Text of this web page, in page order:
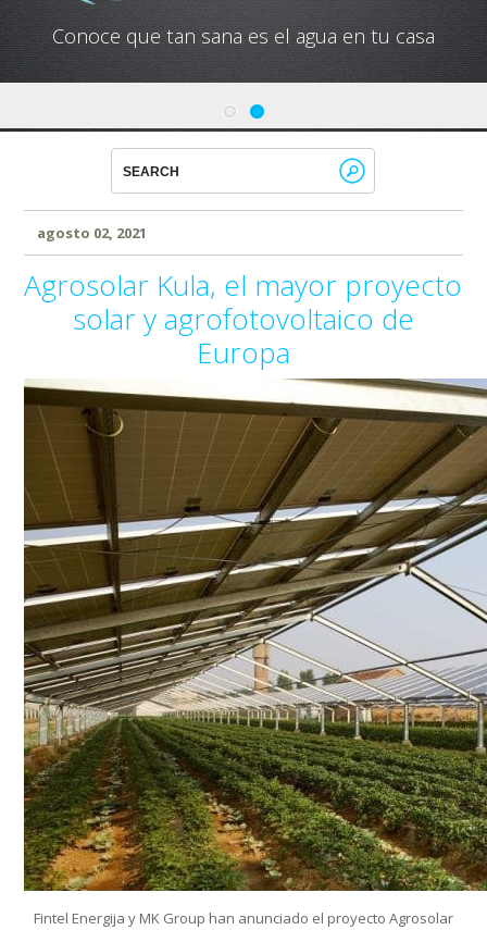
Conoce que tan sana es el agua en tu casa
Conoce cual es el mejor calentador solar de
México
agosto 02, 2021
Agrosolar Kula, el mayor proyecto
solar y agrofotovoltaico de
Europa
Fintel Energija y MK Group han anunciado el proyecto Agrosolar